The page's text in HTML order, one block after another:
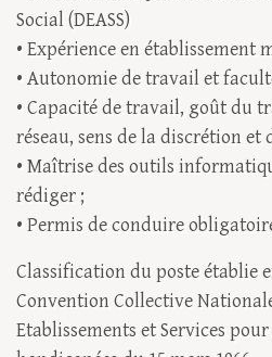
Social (DEASS)
• Expérience en établissement
• Autonomie de travail et
• Capacité de travail, goût du
réseau, sens de la discrétion et
• Maîtrise des outils
rédiger ;
• Permis de conduire
Classification du poste établie
Convention Collective
Etablissements et Services